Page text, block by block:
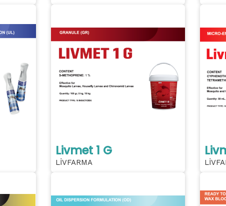
Livmet 1 G
LİVFARMA